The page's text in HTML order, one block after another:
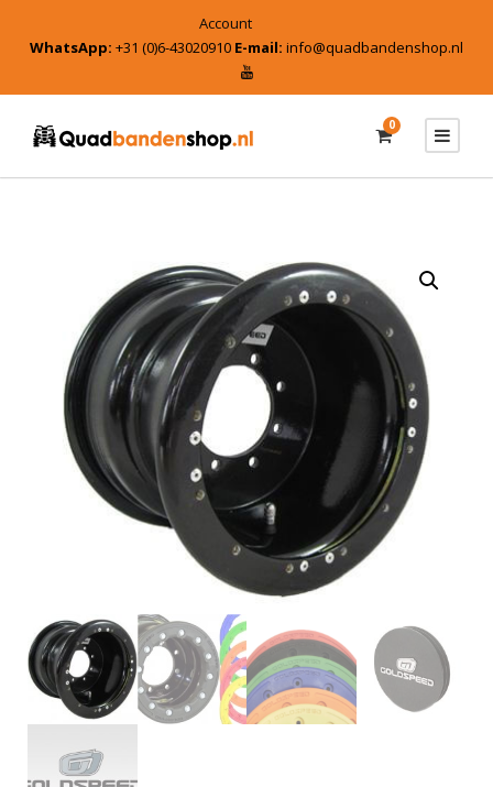
Account
WhatsApp: +31 (0)6-43020910 E-mail: info@quadbandenshop.nl
0